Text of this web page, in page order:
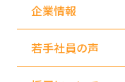
企業情報
若手社員の声